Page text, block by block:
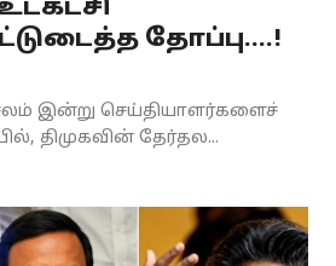
தோப்பு....!
இன்று செய்தியாளர்களைச்
திமுகவின் தேர்தல...